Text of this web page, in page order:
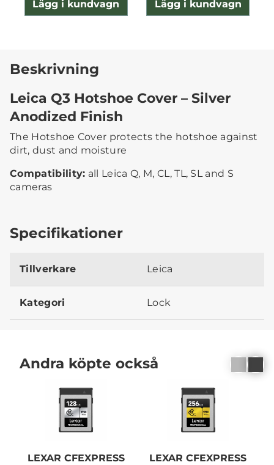
Lägg i kundvagn Lägg i kundvagn
Beskrivning
Leica Q3 Hotshoe Cover – Silver
Anodized Finish
The Hotshoe Cover protects the hotshoe against
dirt, dust and moisture
Compatibility: all Leica Q, M, CL, TL, SL and S
cameras
Specifikationer
Tillverkare Leica
Kategori Lock
Andra köpte också
LEXAR CFEXPRESS
LEXAR CFEXPRESS